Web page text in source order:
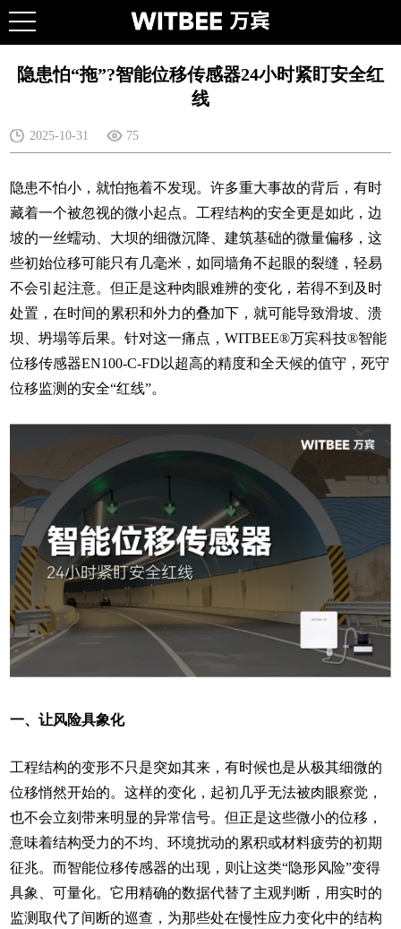
隐患怕“拖”?智能位移传感器24小时紧盯安全红
线
2025-10-31 75
隐患不怕小，就怕拖着不发现。许多重大事故的背后，有时
藏着一个被忽视的微小起点。工程结构的安全更是如此，边
坡的一丝蠕动、大坝的细微沉降、建筑基础的微量偏移，这
些初始位移可能只有几毫米，如同墙角不起眼的裂缝，轻易
不会引起注意。但正是这种肉眼难辨的变化，若得不到及时
处置，在时间的累积和外力的叠加下，就可能导致滑坡、溃
坝、坍塌等后果。针对这一痛点，WITBEE®万宾科技®智能
位移传感器EN100-C-FD以超高的精度和全天候的值守，死守
位移监测的安全“红线”。
一、让风险具象化
工程结构的变形不只是突如其来，有时候也是从极其细微的
位移悄然开始的。这样的变化，起初几乎无法被肉眼察觉，
也不会立刻带来明显的异常信号。但正是这些微小的位移，
意味着结构受力的不均、环境扰动的累积或材料疲劳的初期
征兆。而智能位移传感器的出现，则让这类“隐形风险”变得
具象、可量化。它用精确的数据代替了主观判断，用实时的
监测取代了间断的巡查，为那些处在慢性应力变化中的结构